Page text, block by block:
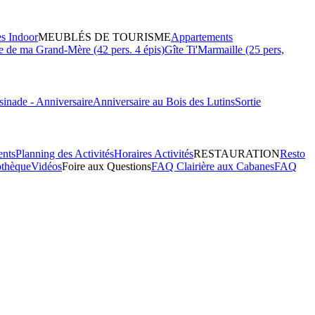
IndoorMEUBLÉS DE TOURISMEAppartements
de ma Grand-Mère (42 pers. 4 épis)Gîte Ti'Marmaille (25 pers,
- AnniversaireAnniversaire au Bois des LutinsSortie
Planning des ActivitésHoraires ActivitésRESTAURATIONResto
VidéosFoire aux QuestionsFAQ Clairière aux CabanesFAQ